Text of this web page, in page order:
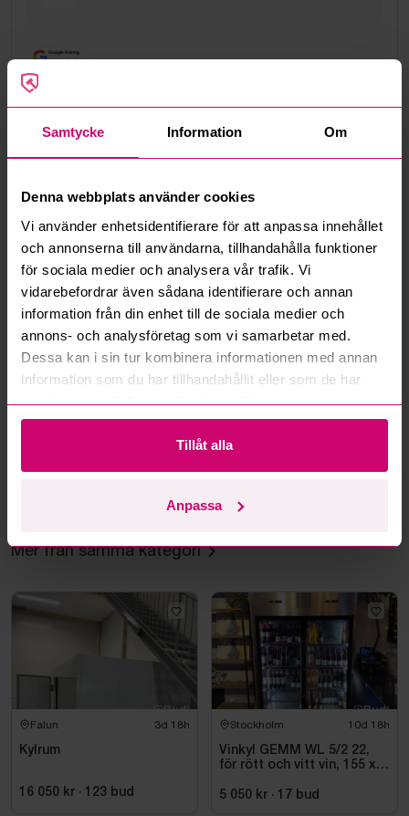
Samtycke Information Om
Denna webbplats använder cookies
Vi använder enhetsidentifierare för att anpassa innehållet
och annonserna till användarna, tillhandahålla funktioner
för sociala medier och analysera vår trafik. Vi
vidarebefordrar även sådana identifierare och annan
information från din enhet till de sociala medier och
annons- och analysföretag som vi samarbetar med.
Dessa kan i sin tur kombinera informationen med annan
information som du har tillhandahållit eller som de har
samlat in när du har använt deras tjänster.
Tillåt alla
Anpassa
Google Rating
4.5
Vanliga frågor och svar
Hur fungerar manuella bud?
Vad innebär serviceavgift?
Vad är ett reservationspris?
Hur fungerar maxbud?
Hur fungerar budmotorn?
Kan jag ångra ett bud?
Läs fler frågor och svar
Mer från samma kategori
Falun 3d 18h
Kylrum
16 050 kr · 123 bud
Stockholm 10d 18h
Vinkyl GEMM WL 5/2 22,
för rött och vitt vin, 155 x
5 050 kr · 17 bud